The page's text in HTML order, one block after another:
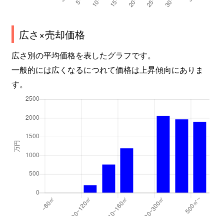
広さ×売却価格
広さ別の平均価格を表したグラフです。
一般的には広くなるにつれて価格は上昇傾向にありま
す。